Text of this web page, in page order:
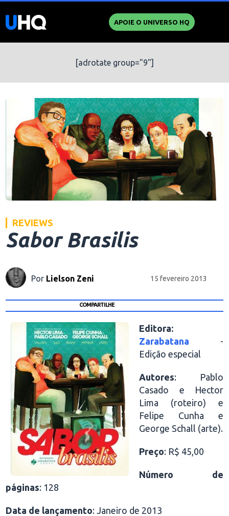
APOIE O UNIVERSO HQ
[adrotate group="9"]
REVIEWS
Sabor Brasilis
Por Lielson Zeni 15 fevereiro 2013
COMPARTILHE
Editora:
Zarabatana -
Edição especial
Autores: Pablo
Casado e Hector
Lima (roteiro) e
Felipe Cunha e
George Schall (arte).
Preço: R$ 45,00
Número de
páginas: 128
Data de lançamento: Janeiro de 2013